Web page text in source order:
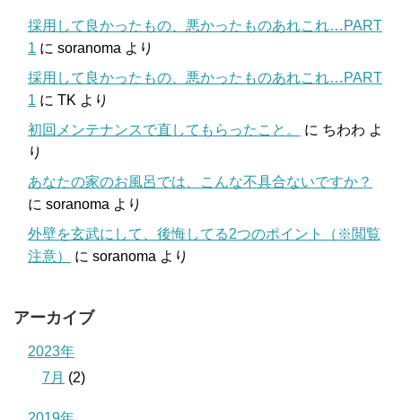
採用して良かったもの、悪かったものあれこれ…PART
1 に soranoma より
採用して良かったもの、悪かったものあれこれ…PART
1 に TK より
初回メンテナンスで直してもらったこと。
に ちわわ よ
り
あなたの家のお風呂では、こんな不具合ないですか？
に soranoma より
外壁を玄武にして、後悔してる2つのポイント（※閲覧
注意）
に soranoma より
アーカイブ
2023年
7月 (2)